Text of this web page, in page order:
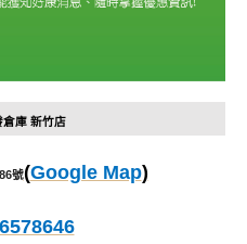
庫 新竹店
號(Google Map)